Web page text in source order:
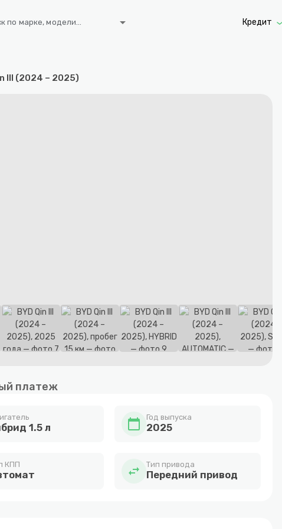
по марке, модели... arrow_drop_down Кредит
III (2024 – 2025)
платеж
1.5 л calendar_today Год выпуска
2025
КПП swap_horiz Тип привода
Передний привод